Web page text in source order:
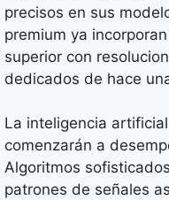
precisos en sus
premium ya
superior con
dedicados de hace
La inteligencia
comenzarán a
Algoritmos
patrones de señales